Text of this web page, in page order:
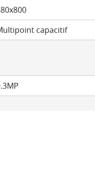
capacitif